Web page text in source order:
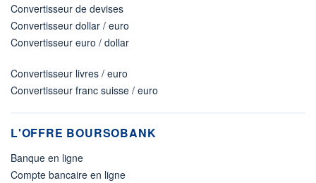
Convertisseur de devises
Convertisseur dollar / euro
Convertisseur euro / dollar
Convertisseur livres / euro
Convertisseur franc suisse / euro
L'OFFRE BOURSOBANK
Banque en ligne
Compte bancaire en ligne